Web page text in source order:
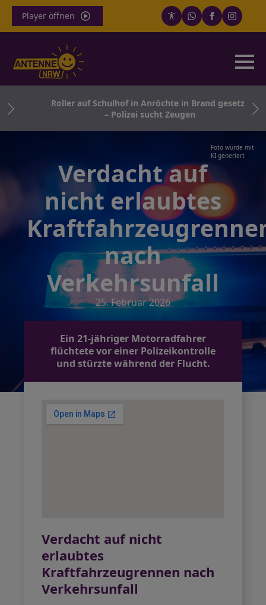
Player öffnen
Roller auf Schulhof in Anröchte in Brand gesetzt
– Polizei sucht Zeugen
Foto wurde mit
KI generiert
Verdacht auf
nicht erlaubtes
nach
Verkehrsunfall
25. Februar 2026
Ein 21-jähriger Motorradfahrer
flüchtete vor einer Polizeikontrolle
und stürzte während der Flucht.
Verdacht auf nicht
erlaubtes
Kraftfahrzeugrennen nach
Verkehrsunfall